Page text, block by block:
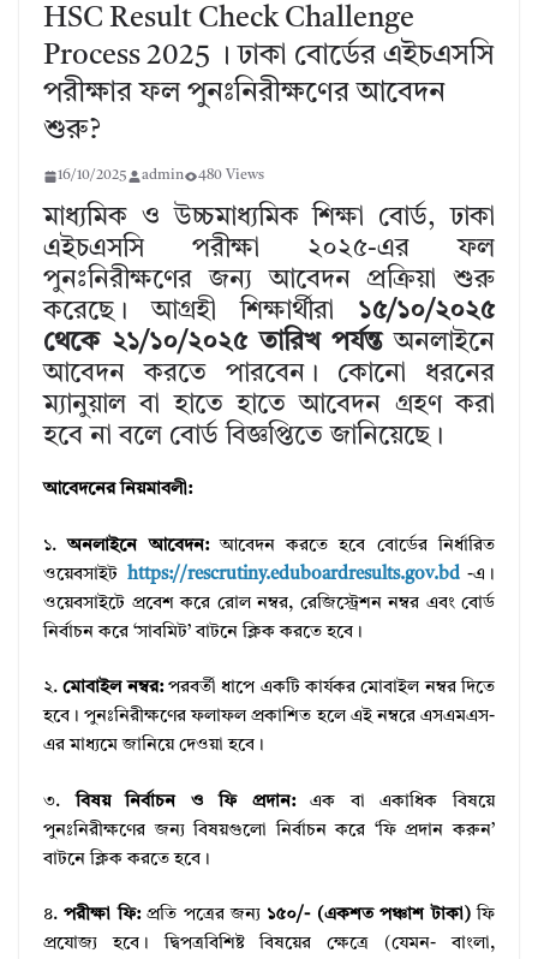
HSC Result Check Challenge
Process 2025 । ঢাকা বোর্ডের এইচএসসি
পরীক্ষার ফল পুনঃনিরীক্ষণের আবেদন
শুরু?
16/10/2025 admin 480 Views
মাধ্যমিক ও উচ্চমাধ্যমিক শিক্ষা বোর্ড, ঢাকা
এইচএসসি পরীক্ষা ২০২৫-এর ফল
পুনঃনিরীক্ষণের জন্য আবেদন প্রক্রিয়া শুরু
করেছে। আগ্রহী শিক্ষার্থীরা ১৫/১০/২০২৫
থেকে ২১/১০/২০২৫ তারিখ পর্যন্তঅনলাইনে
আবেদন করতে পারবেন। কোনো ধরনের
ম্যানুয়াল বা হাতে হাতে আবেদন গ্রহণ করা
হবে না বলে বোর্ড বিজ্ঞপ্তিতে জানিয়েছে।
আবেদনের নিয়মাবলী:
১.অনলাইনে আবেদন:আবেদন করতে হবে বোর্ডের নির্ধারিত
ওয়েবসাইট https://rescrutiny.eduboardresults.gov.bd-এ।
ওয়েবসাইটে প্রবেশ করে রোল নম্বর, রেজিস্ট্রেশন নম্বর এবং বোর্ড
নির্বাচন করে ‘সাবমিট’ বাটনে ক্লিক করতে হবে।
২.মোবাইল নম্বর:পরবর্তী ধাপে একটি কার্যকর মোবাইল নম্বর দিতে
হবে। পুনঃনিরীক্ষণের ফলাফল প্রকাশিত হলে এই নম্বরে এসএমএস-
এর মাধ্যমে জানিয়ে দেওয়া হবে।
৩.বিষয় নির্বাচন ও ফি প্রদান:এক বা একাধিক বিষয়ে
পুনঃনিরীক্ষণের জন্য বিষয়গুলো নির্বাচন করে ‘ফি প্রদান করুন’
বাটনে ক্লিক করতে হবে।
৪.পরীক্ষা ফি:প্রতি পত্রের জন্য ১৫০/- (একশত পঞ্চাশ টাকা)ফি
প্রযোজ্য হবে। দ্বিপত্রবিশিষ্ট বিষয়ের ক্ষেত্রে (যেমন- বাংলা,